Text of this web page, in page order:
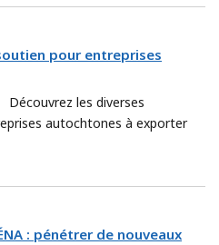
pour entreprises
Découvrez les diverses
autochtones à exporter
: pénétrer de nouveaux